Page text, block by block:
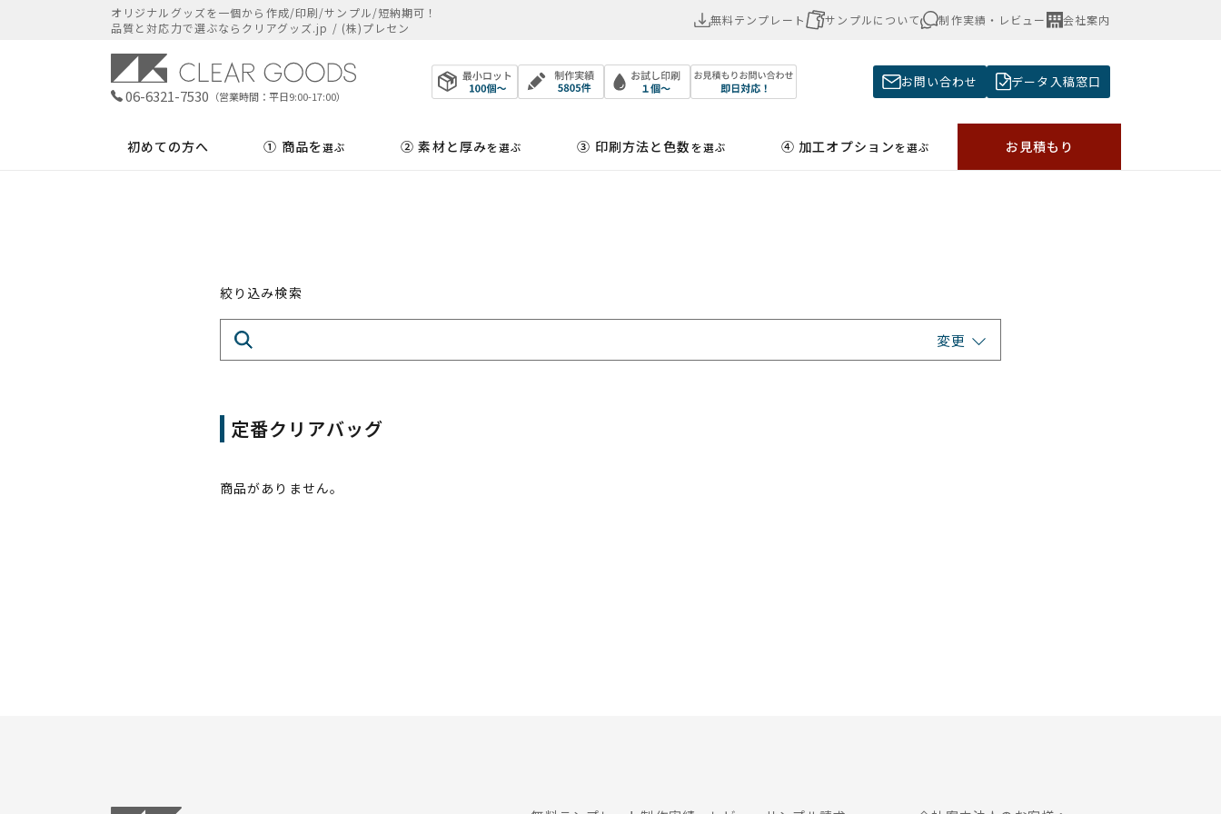
オリジナルグッズを​一個から​作成/印刷/サンプル/短納期可！​
品質と​対応力で​選ぶなら​クリアグッズ.jp / (株)プレセン
無料テンプレート サンプルについて 制作実績・レビュー 会社案内
06-6321-7530 （営業時間：平日9:00-17:00）
お問い合わせ データ入稿窓口
初めての方へ ① 商品を選ぶ ② 素材と厚みを選ぶ ③ 印刷方法と色数を選ぶ ④ 加工オプションを選ぶ お見積もり
絞り込み検索
変更
定番クリアバッグ
商品がありません。